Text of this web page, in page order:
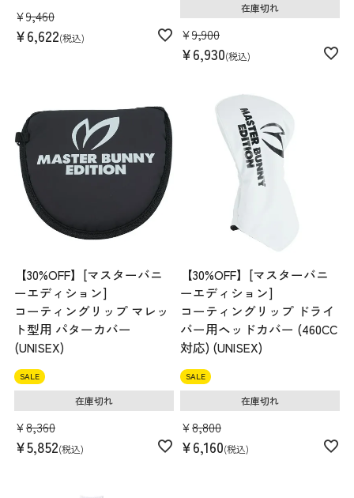
¥9,460
¥6,622 税込 ¥9,900
¥6,930 税込
在庫切れ
【30%OFF】[マスターバニ
ーエディション]
コーティングリップ マレッ
ト型用 パターカバー
(UNISEX)
SALE
¥8,360
¥5,852 税込
在庫切れ
【30%OFF】[マスターバニ
ーエディション]
コーティングリップ ドライ
バー用ヘッドカバー (460CC
対応) (UNISEX)
SALE
¥8,800
¥6,160 税込
在庫切れ